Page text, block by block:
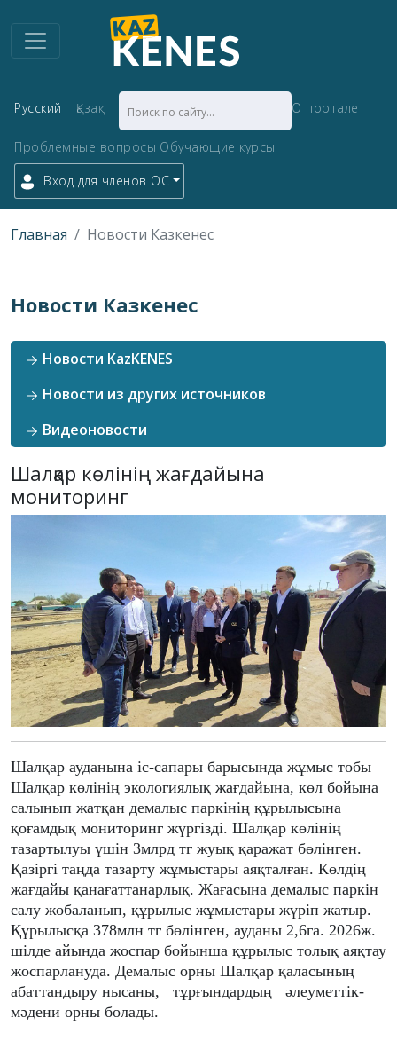
Русский Қазақ О портале
Проблемные вопросы Обучающие курсы
Вход для членов ОС
Главная Новости Казкенес
Новости Казкенес
Новости KazKENES
Новости из других источников
Видеоновости
Шалқар көлінің жағдайына
мониторинг
Шалқар ауданына іс-сапары барысында жұмыс тобы
Шалқар көлінің экологиялық жағдайына, көл бойына
салынып жатқан демалыс паркінің құрылысына
қоғамдық мониторинг жүргізді. Шалқар көлінің
тазартылуы үшін 3млрд тг жуық қаражат бөлінген.
Қазіргі таңда тазарту жұмыстары аяқталған. Көлдің
жағдайы қанағаттанарлық. Жағасына демалыс паркін
салу жобаланып, құрылыс жұмыстары жүріп жатыр.
Құрылысқа 378млн тг бөлінген, ауданы 2,6га. 2026ж.
шілде айында жоспар бойынша құрылыс толық аяқтау
жоспарлануда. Демалыс орны Шалқар қаласының
абаттандыру нысаны, тұрғындардың әлеуметтік-
мәдени орны болады.